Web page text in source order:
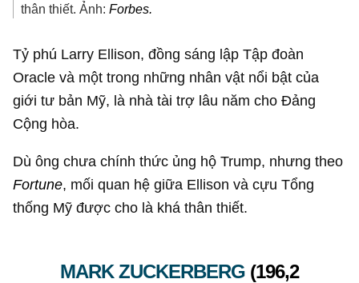
thân thiết. Ảnh:Forbes.
Tỷ phú Larry Ellison, đồng sáng lập Tập đoàn
Oracle và một trong những nhân vật nổi bật của
giới tư bản Mỹ, là nhà tài trợ lâu năm cho Đảng
Cộng hòa.
Dù ông chưa chính thức ủng hộ Trump, nhưng theo
Fortune, mối quan hệ giữa Ellison và cựu Tổng
thống Mỹ được cho là khá thân thiết.
MARK ZUCKERBERG (196,2